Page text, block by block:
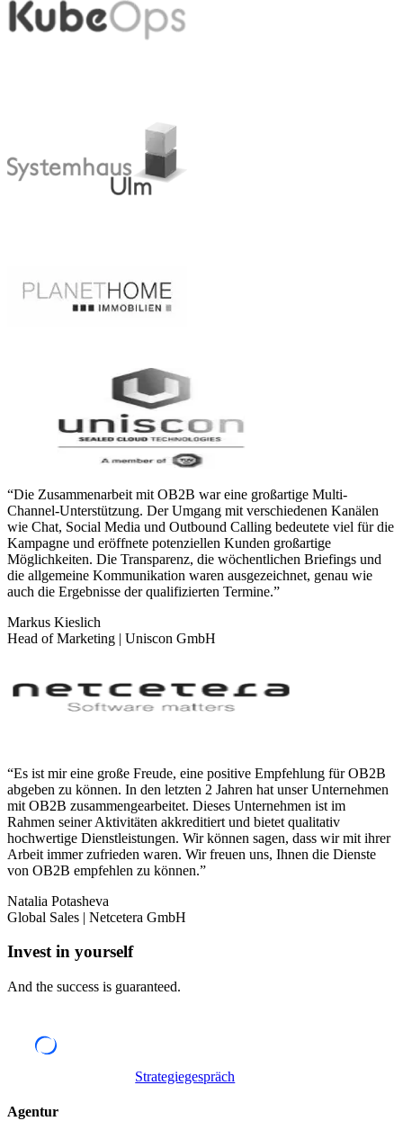
“Die Zusammenarbeit mit OB2B war eine großartige Multi-
Channel-Unterstützung. Der Umgang mit verschiedenen Kanälen
wie Chat, Social Media und Outbound Calling bedeutete viel für die
Kampagne und eröffnete potenziellen Kunden großartige
Möglichkeiten. Die Transparenz, die wöchentlichen Briefings und
die allgemeine Kommunikation waren ausgezeichnet, genau wie
auch die Ergebnisse der qualifizierten Termine.”
Markus Kieslich
Head of Marketing | Uniscon GmbH
“Es ist mir eine große Freude, eine positive Empfehlung für OB2B
abgeben zu können. In den letzten 2 Jahren hat unser Unternehmen
mit OB2B zusammengearbeitet. Dieses Unternehmen ist im
Rahmen seiner Aktivitäten akkreditiert und bietet qualitativ
hochwertige Dienstleistungen. Wir können sagen, dass wir mit ihrer
Arbeit immer zufrieden waren. Wir freuen uns, Ihnen die Dienste
von OB2B empfehlen zu können.”
Natalia Potasheva
Global Sales | Netcetera GmbH
Invest in yourself
And the success is guaranteed.
Strategiegespräch
Agentur